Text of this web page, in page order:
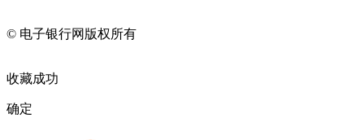
© 电子银行网版权所有
收藏成功
确定